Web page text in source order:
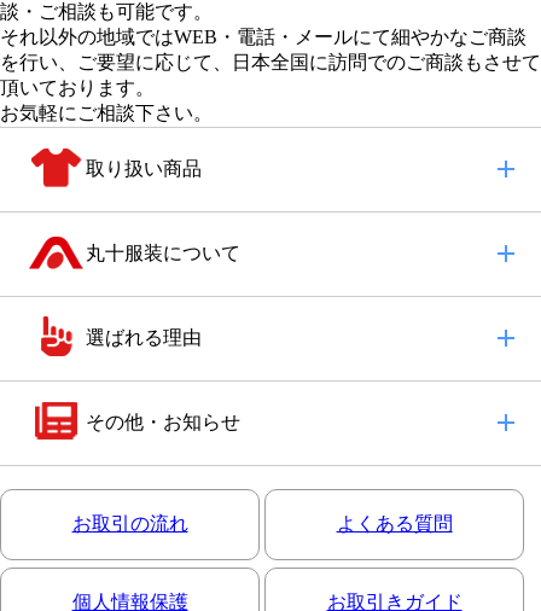
談・ご相談も可能です。
それ以外の地域ではWEB・電話・メールにて細やかなご商談
を行い、
ご要望に応じて、日本全国に訪問でのご商談もさせて
頂いております。
お気軽にご相談下さい。
取り扱い商品
丸十服装について
選ばれる理由
その他・お知らせ
お取引の流れ よくある質問
個人情報保護 お取引きガイド